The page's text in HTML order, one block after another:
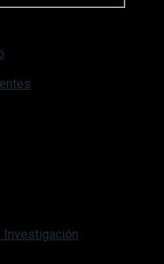
Investigación